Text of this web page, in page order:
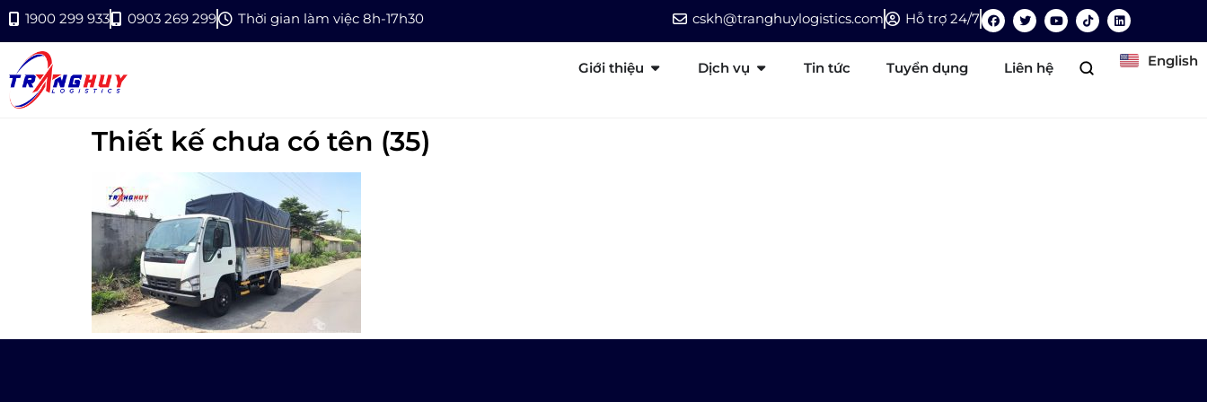
1900 299 933 0903 269 299 Thời gian làm việc 8h-17h30 cskh@tranghuylogistics.com Hỗ trợ 24/7
Giới thiệu Dịch vụ Tin tức Tuyển dụng Liên hệ English
Thiết kế chưa có tên (35)